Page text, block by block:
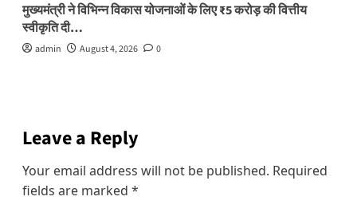
मुख्यमंत्री ने विभिन्न विकास योजनाओं के लिए ₹5 करोड़ की वित्तीय
स्वीकृति दी…
admin August 4, 2026 0
Leave a Reply
Your email address will not be published. Required
fields are marked *